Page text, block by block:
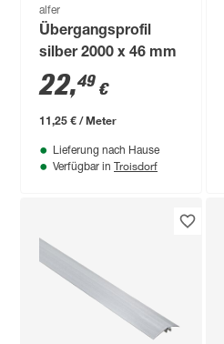
alfer
Übergangsprofil
silber 2000 x 46 mm
22,49 €
11,25 € / Meter
Lieferung nach Hause
Verfügbar in Troisdorf